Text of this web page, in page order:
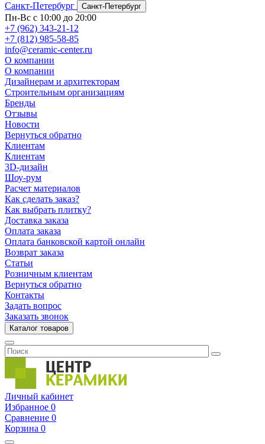
Санкт-Петербург
Санкт-Петербург
Пн-Вс с 10:00 до 20:00
+7 (962) 343-21-12
+7 (812) 985-58-85
info@ceramic-center.ru
О компании
О компании
Дизайнерам и архитекторам
Строительным организациям
Бренды
Отзывы
Новости
Вернуться обратно
Клиентам
Клиентам
3D-дизайн
Шоу-рум
Расчет материалов
Как сделать заказ?
Как выбрать плитку?
Доставка заказа
Оплата заказа
Оплата банковской картой онлайн
Возврат заказа
Статьи
Розничным клиентам
Вернуться обратно
Контакты
Задать вопрос
Заказать звонок
Каталог товаров
Личный кабинет
Избранное 0
Сравнение 0
Корзина 0